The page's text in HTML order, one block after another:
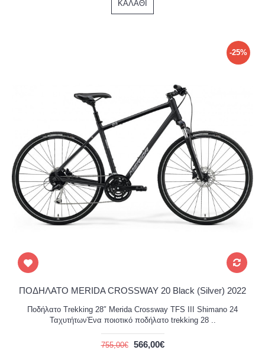
ΚΑΛΆΘΙ
-25%
ΠΟΔΗΛΑΤΟ MERIDA CROSSWAY 20 Black (Silver) 2022
Ποδήλατο Trekking 28″ Merida Crossway TFS III Shimano 24
ΤαχυτήτωνΈνα ποιοτικό ποδήλατο trekking 28 ..
755,00€ 566,00€